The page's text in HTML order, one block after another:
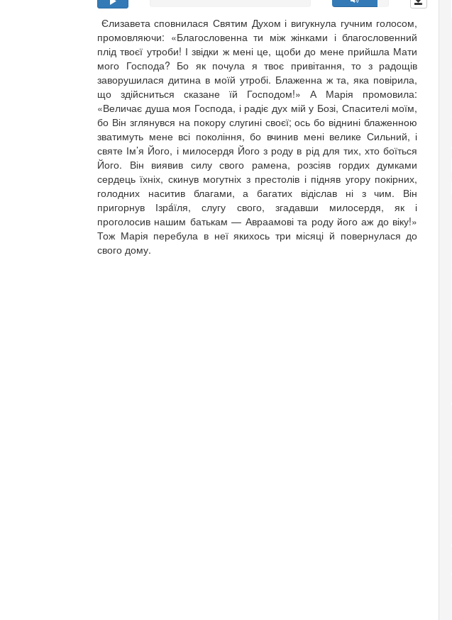
Єлизавета сповнилася Святим Духом і вигукнула гучним голосом,
промовляючи: «Благословенна ти між жінками і благословенний
плід твоєї утроби! І звідки ж мені це, щоби до мене прийшла Мати
мого Господа? Бо як почула я твоє привітання, то з радощів
заворушилася дитина в моїй утробі. Блаженна ж та, яка повірила,
що здійсниться сказане їй Господом!» А Марія промовила:
«Величає душа моя Господа, і радіє дух мій у Бозі, Спасителі моїм,
бо Він зглянувся на покору слугині своєї; ось бо віднині блаженною
зватимуть мене всі покоління, бо вчинив мені велике Сильний, і
святе Ім’я Його, і милосердя Його з роду в рід для тих, хто боїться
Його. Він виявив силу свого рамена, розсіяв гордих думками
сердець їхніх, скинув могутніх з престолів і підняв угору покірних,
голодних наситив благами, а багатих відіслав ні з чим. Він
пригорнув Ізрáїля, слугу свого, згадавши милосердя, як і
проголосив нашим батькам — Авраамові та роду його аж до віку!»
Тож Марія перебула в неї якихось три місяці й повернулася до
свого дому.